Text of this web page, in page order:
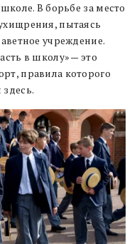
В борьбе за место
пытаясь
учреждение.
в школу» — это
правила которого